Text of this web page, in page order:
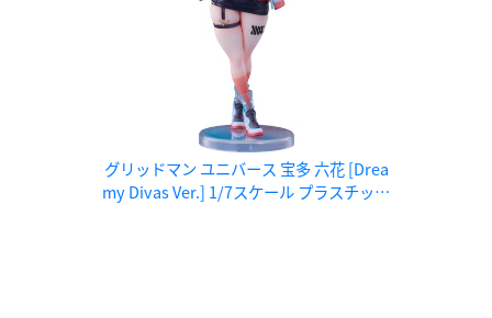
グリッドマン ユニバース 宝多 六花 [Drea
my Divas Ver.] 1/7スケール プラスチック